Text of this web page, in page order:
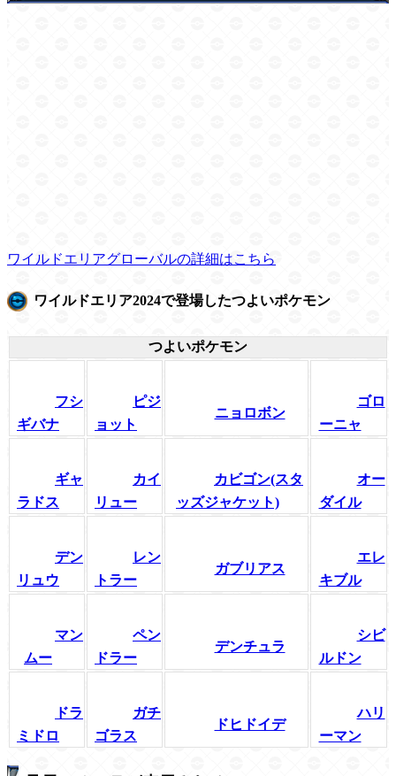
ワイルドエリアグローバルの詳細はこちら
ワイルドエリア2024で登場したつよいポケモン
つよいポケモン
フシ
ギバナ
ピジ
ョット
ニョロボン
ゴロ
ーニャ
ギャ
ラドス
カイ
リュー
カビゴン(スタ
ッズジャケット)
オー
ダイル
デン
リュウ
レン
トラー
ガブリアス
エレ
キブル
マン
ムー
ペン
ドラー
デンチュラ
シビ
ルドン
ドラ
ミドロ
ガチ
ゴラス
ドヒドイデ
ハリ
ーマン